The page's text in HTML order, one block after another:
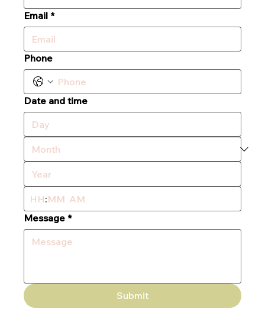
Email *
Phone
Date and time
:
AM
Message *
Submit